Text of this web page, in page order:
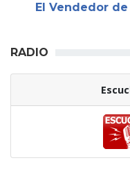
El Vendedor
RADIO